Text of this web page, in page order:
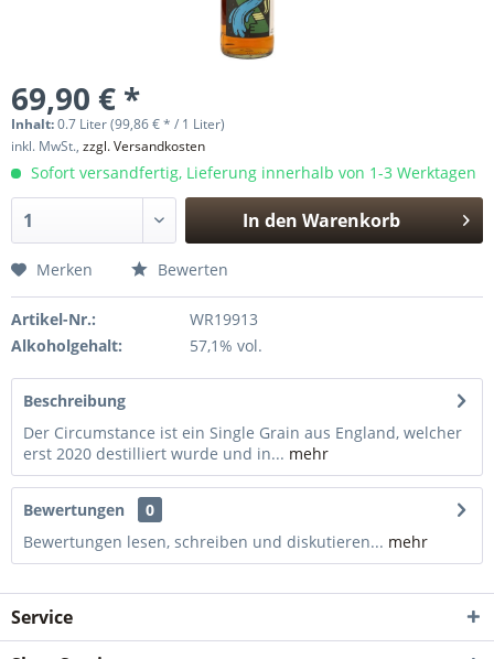
69,90 € *
Inhalt:0.7 Liter (99,86 € * / 1 Liter)
inkl. MwSt., zzgl. Versandkosten
Sofort versandfertig, Lieferung innerhalb von 1-3 Werktagen
In den Warenkorb
Merken Bewerten
Artikel-Nr.:
WR19913
Alkoholgehalt:
57,1% vol.
Beschreibung
Der Circumstance ist ein Single Grain aus England, welcher
erst 2020 destilliert wurde und in... mehr
Bewertungen
0
Bewertungen lesen, schreiben und diskutieren... mehr
Service